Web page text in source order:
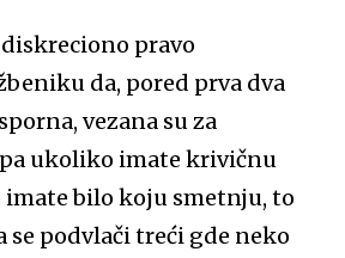
pravo
da, pored prva dva
vezana su za
ukoliko imate krivičnu
bilo koju smetnju, to
se podvlači treći gde neko